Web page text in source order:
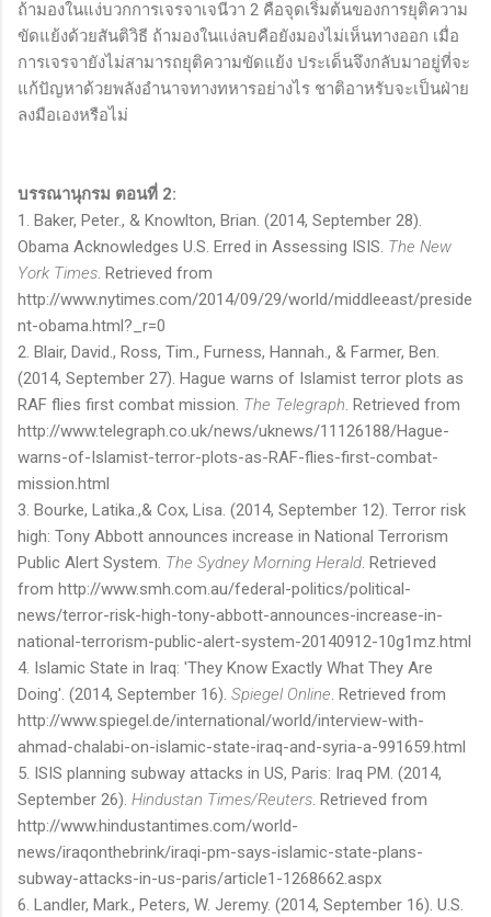
ถ้ามองในแง่บวกการเจรจาเจนีวา 2 คือจุดเริ่มต้นของการยุติความ
ขัดแย้งด้วยสันติวิธี ถ้ามองในแง่ลบคือยังมองไม่เห็นทางออก เมื่อ
การเจรจายังไม่สามารถยุติความขัดแย้ง ประเด็นจึงกลับมาอยู่ที่จะ
แก้ปัญหาด้วยพลังอำนาจทางทหารอย่างไร ชาติอาหรับจะเป็นฝ่าย
ลงมือเองหรือไม่
บรรณานุกรม ตอนที่ 2:
1. Baker, Peter., & Knowlton, Brian. (2014, September 28).
Obama Acknowledges U.S. Erred in Assessing ISIS. The New
York Times. Retrieved from
http://www.nytimes.com/2014/09/29/world/middleeast/preside
nt-obama.html?_r=0
2. Blair, David., Ross, Tim., Furness, Hannah., & Farmer, Ben.
(2014, September 27). Hague warns of Islamist terror plots as
RAF flies first combat mission. The Telegraph. Retrieved from
http://www.telegraph.co.uk/news/uknews/11126188/Hague-
warns-of-Islamist-terror-plots-as-RAF-flies-first-combat-
mission.html
3. Bourke, Latika.,& Cox, Lisa. (2014, September 12). Terror risk
high: Tony Abbott announces increase in National Terrorism
Public Alert System. The Sydney Morning Herald. Retrieved
from http://www.smh.com.au/federal-politics/political-
news/terror-risk-high-tony-abbott-announces-increase-in-
national-terrorism-public-alert-system-20140912-10g1mz.html
4. Islamic State in Iraq: 'They Know Exactly What They Are
Doing'. (2014, September 16). Spiegel Online. Retrieved from
http://www.spiegel.de/international/world/interview-with-
ahmad-chalabi-on-islamic-state-iraq-and-syria-a-991659.html
5. ISIS planning subway attacks in US, Paris: Iraq PM. (2014,
September 26). Hindustan Times/Reuters. Retrieved from
http://www.hindustantimes.com/world-
news/iraqonthebrink/iraqi-pm-says-islamic-state-plans-
subway-attacks-in-us-paris/article1-1268662.aspx
6. Landler, Mark., Peters, W. Jeremy. (2014, September 16). U.S.